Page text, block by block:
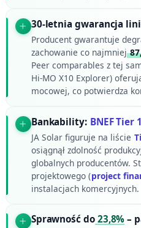
30-letnia gwarancja
Producent gwarantuje
zachowanie co najmniej
Peer comparables z tej
Hi-MO X10 Explorer)
mocowej, co potwierdza
Bankability: BNEF Tier 1
JA Solar figuruje na liście
osiągnął zdolność
globalnych producentów.
projektowego (project
instalacjach komercyjnych.
Sprawność do23,8% –